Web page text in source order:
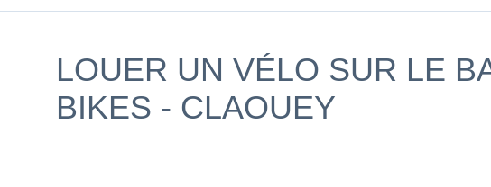
LOUER UN VÉLO SUR LE
BIKES - CLAOUEY